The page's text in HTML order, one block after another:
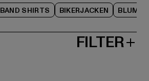
BAND SHIRTS BIKERJACKEN
FILTER